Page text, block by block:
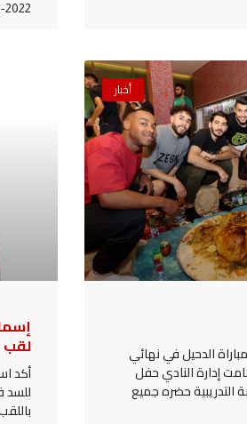
2022
أخبار
الدحيل في نهائي
إدارة النادي حفل
التدريبية حضره جميع
لقب
أكد
للسد